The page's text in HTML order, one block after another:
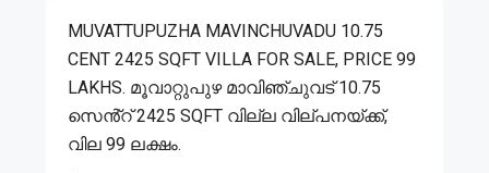
MUVATTUPUZHA MAVINCHUVADU 10.75
CENT 2425 SQFT VILLA FOR SALE, PRICE 99
LAKHS. മൂവാറ്റുപുഴ മാവിഞ്ചുവട് 10.75
സെൻ്റ് 2425 SQFT വില്ല വില്പനയ്ക്ക്,
വില 99 ലക്ഷം.